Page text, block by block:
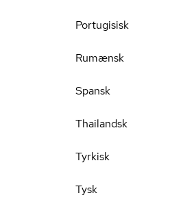
Portugisisk
Rumænsk
Spansk
Thailandsk
Tyrkisk
Tysk